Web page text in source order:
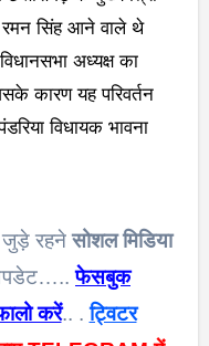
रमन सिंह आने वाले थे
अध्यक्ष का
कारण यह परिवर्तन
विधायक भावना
जुड़े रहनेसोशल मिडिया
फेसबुक
करें.. .ट्विटर